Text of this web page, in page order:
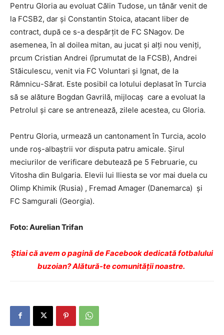
Pentru Gloria au evoluat Călin Tudose, un tânăr venit de
la FCSB2, dar și Constantin Stoica, atacant liber de
contract, după ce s-a despărțit de FC SNagov. De
asemenea, în al doilea mitan, au jucat și alți nou veniți,
prcum Cristian Andrei (îprumutat de la FCSB), Andrei
Stăiculescu, venit via FC Voluntari și Ignat, de la
Râmnicu-Sărat. Este posibil ca lotului deplasat în Turcia
să se alăture Bogdan Gavrilă, mijlocaș care a evoluat la
Petrolul și care se antrenează, zilele acestea, cu Gloria.
Pentru Gloria, urmează un cantonament în Turcia, acolo
unde roș-albaștrii vor disputa patru amicale. Șirul
meciurilor de verificare debutează pe 5 Februarie, cu
Vitosha din Bulgaria. Elevii lui Iliesta se vor mai duela cu
Olimp Khimik (Rusia) , Fremad Amager (Danemarca) și
FC Samgurali (Georgia).
Foto: Aurelian Trifan
Ştiai că avem o pagină de Facebook dedicată fotbalului
buzoian? Alătură-te comunității noastre.